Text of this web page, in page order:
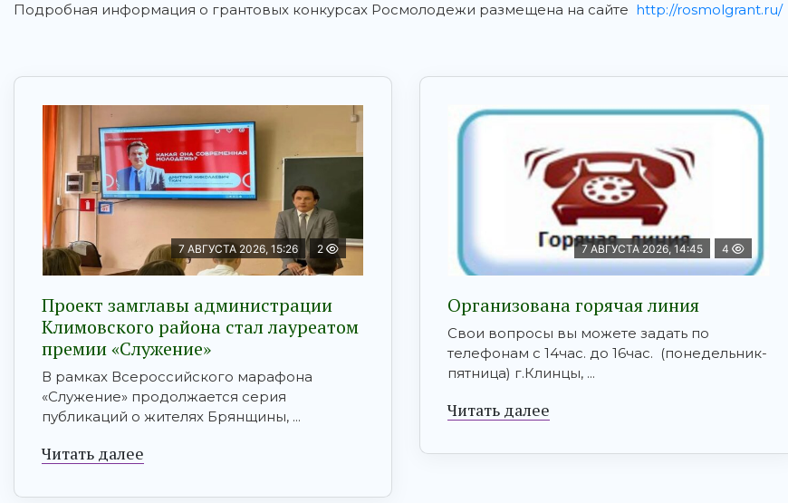
Подробная информация о грантовых конкурсах Росмолодежи размещена на сайте http://rosmolgrant.ru/
7 АВГУСТА 2026, 15:26 2
Проект замглавы администрации
Климовского района стал лауреатом
премии «Служение»
В рамках Всероссийского марафона
«Служение» продолжается серия
публикаций о жителях Брянщины, ...
Читать далее
7 АВГУСТА 2026, 14:45 4
Организована горячая линия
Свои вопросы вы можете задать по
телефонам с 14час. до 16час. (понедельник-
пятница) г.Клинцы, ...
Читать далее